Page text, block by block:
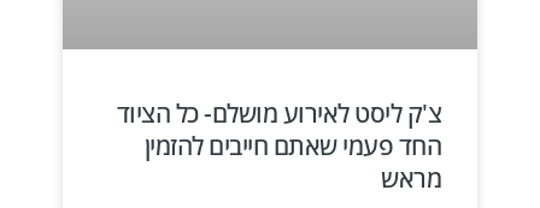
צ'ק ליסט לאירוע מושלם- כל הציוד
החד פעמי שאתם חייבים להזמין
מראש